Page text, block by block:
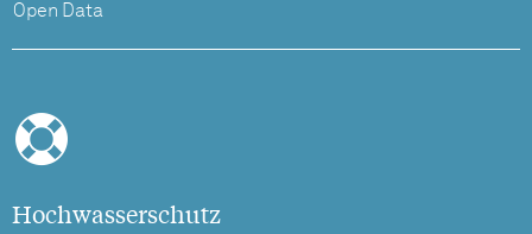
Open Data
Hochwasserschutz